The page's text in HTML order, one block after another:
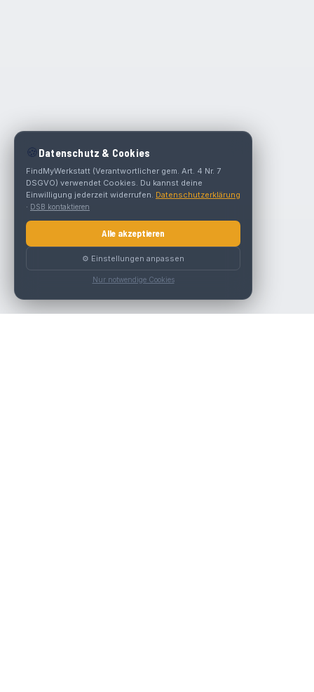
🍪 Datenschutz & Cookies
FindMyWerkstatt (Verantwortlicher gem. Art. 4 Nr. 7
DSGVO) verwendet Cookies. Du kannst deine
Einwilligung jederzeit widerrufen. Datenschutzerklärung
· DSB kontaktieren
Alle akzeptieren
⚙️ Einstellungen anpassen
Nur notwendige Cookies